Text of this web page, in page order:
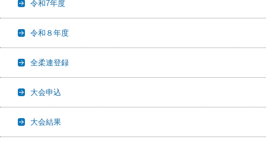
令和7年度
令和８年度
全柔連登録
大会申込
大会結果